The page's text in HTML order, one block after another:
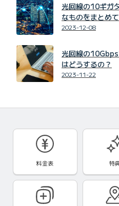
光回線の10ギガ
なものをまとめ
2023-12-08
光回線の
はどうするの？
2023-11-22
料金表 特